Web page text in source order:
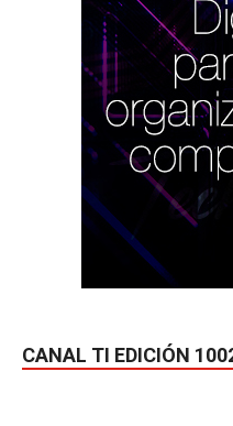
CANAL TI EDICIÓN